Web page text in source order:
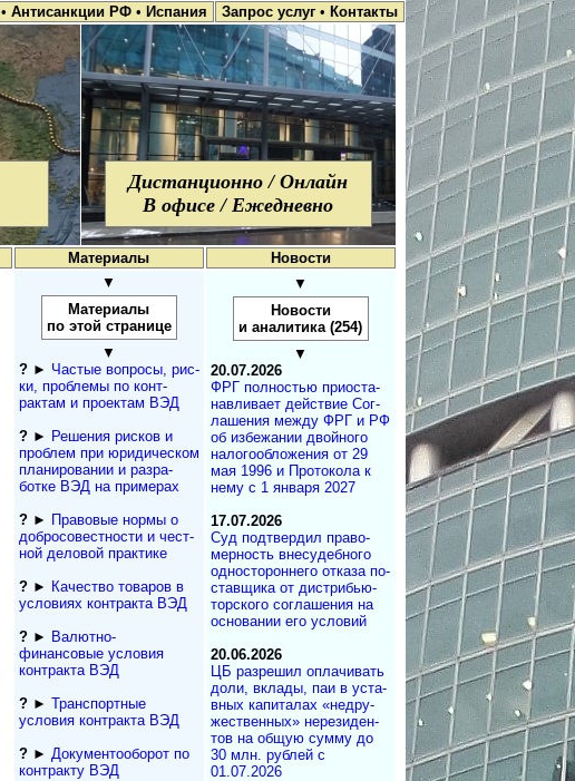
• Антисанкции РФ • Испания Запрос услуг • Контакты
Дистанционно / Онлайн
В офисе / Ежедневно
Материалы Новости
▼
Материалы
по этой странице
▼
?► Частые вопросы, рис­
ки, проблемы по конт­
рактам и проектам ВЭД
?► Решения рисков и
про­блем при юридичес­ком
планирова­нии и разра­
ботке ВЭД на примерах
?► Правовые нормы о
добросовестности и чест­
ной деловой практике
?► Качество товаров в
условиях контракта ВЭД
?► Валютно-
финансовые условия
контракта ВЭД
?► Транспортные
условия контракта ВЭД
?► Документооборот по
контракту ВЭД
▼
Новости
и аналитика (254)
▼
20.07.2026
ФРГ полностью при­ос­та­
на­в­ли­ва­ет дей­ст­вие Со­г­
ла­ше­ния меж­ду ФРГ и РФ
об из­бе­жа­нии двой­но­го
на­ло­го­об­ло­же­ния от 29
мая 1996 и Про­то­ко­ла к
нему с 1 ян­ва­ря 2027
17.07.2026
Суд под­твер­дил пра­во­
мер­ность вне­су­деб­ного
од­но­сто­рон­не­го от­ка­за по­
с­тав­щика от дист­ри­бь­ю­
тор­с­ко­го со­г­ла­ше­ния на
ос­но­ва­нии его ус­ло­вий
20.06.2026
ЦБ разрешил опла­чи­вать
до­ли, вкла­ды, паи в ус­та­
в­ных ка­пи­та­лах «не­дру­
жест­вен­ных» не­ре­зи­ден­
тов на об­щую сум­му до
30 млн. руб­лей с
01.07.2026